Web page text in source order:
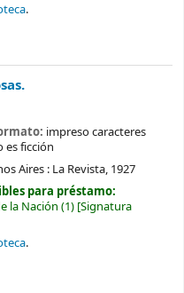
.
impreso caracteres
es ficción
Aires : La Revista, 1927
para préstamo:
la Nación (1) Signatura
.